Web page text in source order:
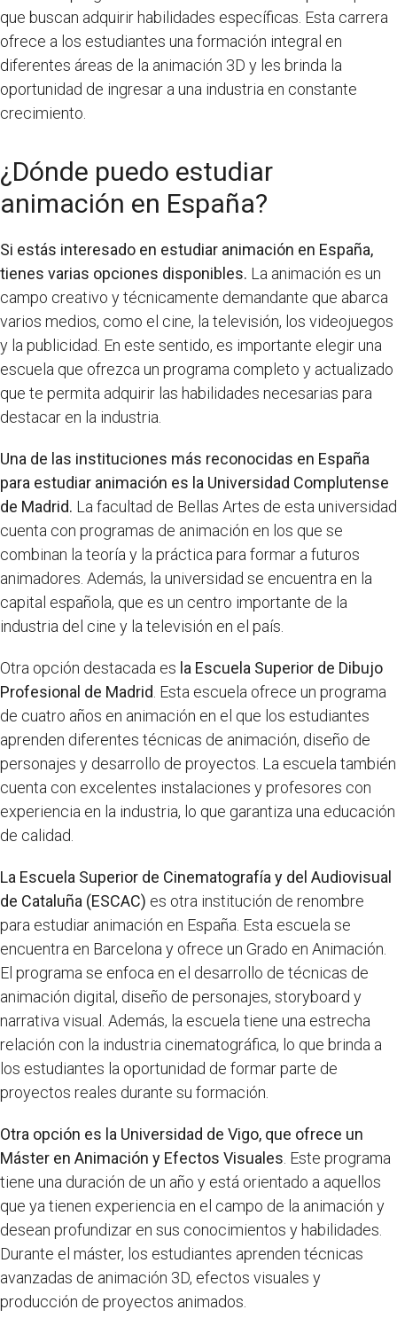
que buscan adquirir habilidades específicas. Esta carrera
ofrece a los estudiantes una formación integral en
diferentes áreas de la animación 3D y les brinda la
oportunidad de ingresar a una industria en constante
crecimiento.
¿Dónde puedo estudiar
animación en España?
Si estás interesado en estudiar animación en España,
tienes varias opciones disponibles. La animación es un
campo creativo y técnicamente demandante que abarca
varios medios, como el cine, la televisión, los videojuegos
y la publicidad. En este sentido, es importante elegir una
escuela que ofrezca un programa completo y actualizado
que te permita adquirir las habilidades necesarias para
destacar en la industria.
Una de las instituciones más reconocidas en España
para estudiar animación es la Universidad Complutense
de Madrid. La facultad de Bellas Artes de esta universidad
cuenta con programas de animación en los que se
combinan la teoría y la práctica para formar a futuros
animadores. Además, la universidad se encuentra en la
capital española, que es un centro importante de la
industria del cine y la televisión en el país.
Otra opción destacada es la Escuela Superior de Dibujo
Profesional de Madrid . Esta escuela ofrece un programa
de cuatro años en animación en el que los estudiantes
aprenden diferentes técnicas de animación, diseño de
personajes y desarrollo de proyectos. La escuela también
cuenta con excelentes instalaciones y profesores con
experiencia en la industria, lo que garantiza una educación
de calidad.
La Escuela Superior de Cinematografía y del Audiovisual
de Cataluña (ESCAC) es otra institución de renombre
para estudiar animación en España. Esta escuela se
encuentra en Barcelona y ofrece un Grado en Animación.
El programa se enfoca en el desarrollo de técnicas de
animación digital, diseño de personajes, storyboard y
narrativa visual. Además, la escuela tiene una estrecha
relación con la industria cinematográfica, lo que brinda a
los estudiantes la oportunidad de formar parte de
proyectos reales durante su formación.
Otra opción es la Universidad de Vigo, que ofrece un
Máster en Animación y Efectos Visuales . Este programa
tiene una duración de un año y está orientado a aquellos
que ya tienen experiencia en el campo de la animación y
desean profundizar en sus conocimientos y habilidades.
Durante el máster, los estudiantes aprenden técnicas
avanzadas de animación 3D, efectos visuales y
producción de proyectos animados.